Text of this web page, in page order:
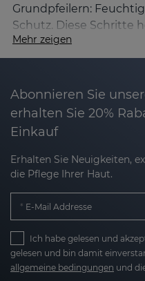
Grundpfeilern:
Schutz. Diese Schritte
Gleichgewicht der
Schutzbarriere zu
Nanotech-
Formeln spenden die
nicht nur an der
sorgen so für eine
anhaltende
Merkmale und
Trockene Haut ist
in der obersten
gekennzeichnet. Dies
äußern wie:
Mehr zeigen
Abonnieren Sie
erhalten Sie 20%
Einkauf
Erhalten Sie Neuigkeiten,
die Pflege Ihrer Haut.
E-Mail Addresse
Ich habe gelesen und
gelesen und bin damit
allgemeine bedingungen und